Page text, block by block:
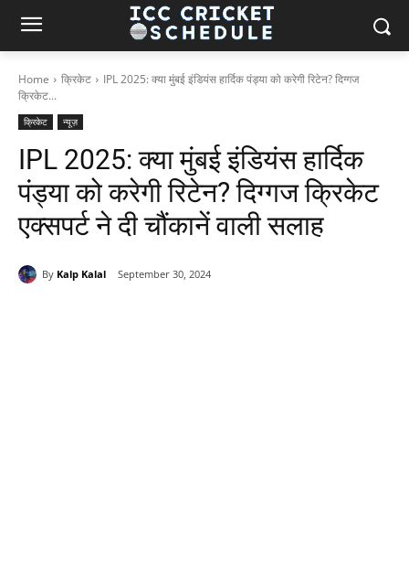
Home क्रिकेट
IPL 2025: क्या मुंबई इंडियंस हार्दिक पंड्या को करेगी रिटेन? दिग्गज
क्रिकेट...
क्रिकेट न्यूज़
IPL 2025: क्या मुंबई इंडियंस हार्दिक
पंड्या को करेगी रिटेन? दिग्गज क्रिकेट
एक्सपर्ट ने दी चौंकानें वाली सलाह
By Kalp Kalal September 30, 2024